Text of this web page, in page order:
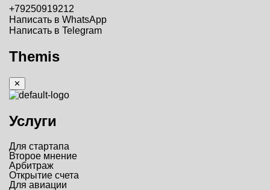
+79250919212
Написать в WhatsApp
Написать в Telegram
Themis
✕
Услуги
Для стартапа
Второе мнение
Арбитраж
Открытие счета
Для авиации